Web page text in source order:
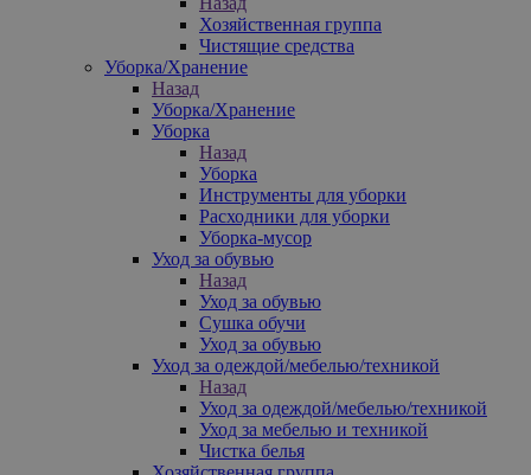
Хозяйственная группа
Чистящие средства
Уборка/Хранение
Назад
Уборка/Хранение
Уборка
Назад
Уборка
Инструменты для уборки
Расходники для уборки
Уборка-мусор
Уход за обувью
Назад
Уход за обувью
Сушка обучи
Уход за обувью
Уход за одеждой/мебелью/техникой
Назад
Уход за одеждой/мебелью/техникой
Уход за мебелью и техникой
Чистка белья